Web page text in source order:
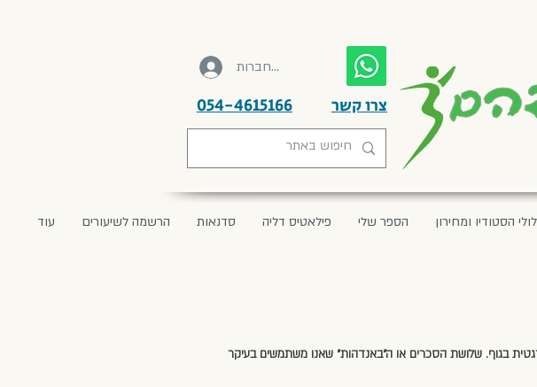
להתחברות
054-4615166 צרו קשר
הסטודיו ומחירון הספר שלי פילאטיס דליה סדנאות הרשמה לשיעורים עוד
בגוף. שלושת הסכרים או ה"באנדהות" שאנו משתמשים בעיקר